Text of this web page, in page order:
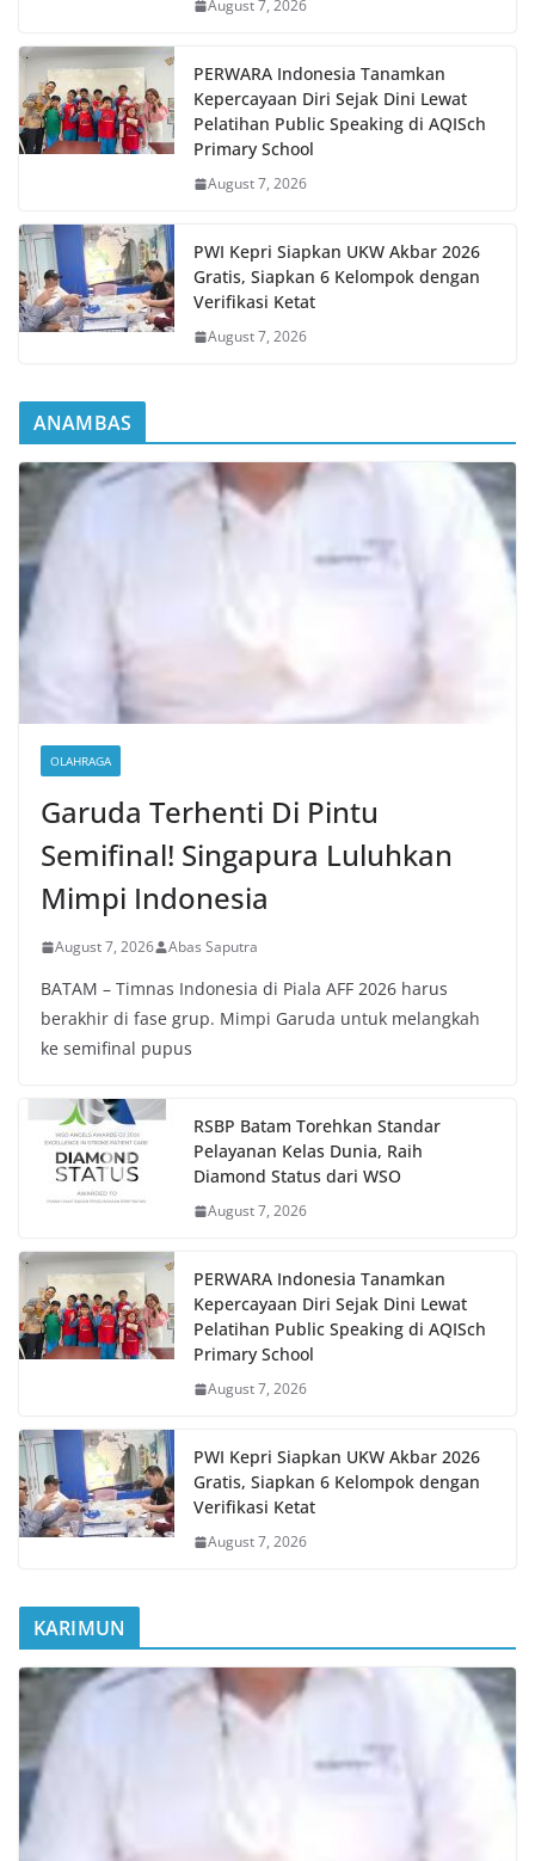
August 7, 2026
PERWARA Indonesia Tanamkan
Kepercayaan Diri Sejak Dini Lewat
Pelatihan Public Speaking di AQISch
Primary School
August 7, 2026
PWI Kepri Siapkan UKW Akbar 2026
Gratis, Siapkan 6 Kelompok dengan
Verifikasi Ketat
August 7, 2026
ANAMBAS
OLAHRAGA
Garuda Terhenti Di Pintu
Semifinal! Singapura Luluhkan
Mimpi Indonesia
August 7, 2026 Abas Saputra
BATAM – Timnas Indonesia di Piala AFF 2026 harus
berakhir di fase grup. Mimpi Garuda untuk melangkah
ke semifinal pupus
RSBP Batam Torehkan Standar
Pelayanan Kelas Dunia, Raih
Diamond Status dari WSO
August 7, 2026
PERWARA Indonesia Tanamkan
Kepercayaan Diri Sejak Dini Lewat
Pelatihan Public Speaking di AQISch
Primary School
August 7, 2026
PWI Kepri Siapkan UKW Akbar 2026
Gratis, Siapkan 6 Kelompok dengan
Verifikasi Ketat
August 7, 2026
KARIMUN